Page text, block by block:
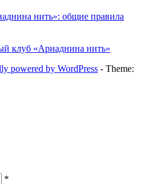
нить»: общие правила
клуб «Ариаднина нить»
powered by WordPress - Theme:
*